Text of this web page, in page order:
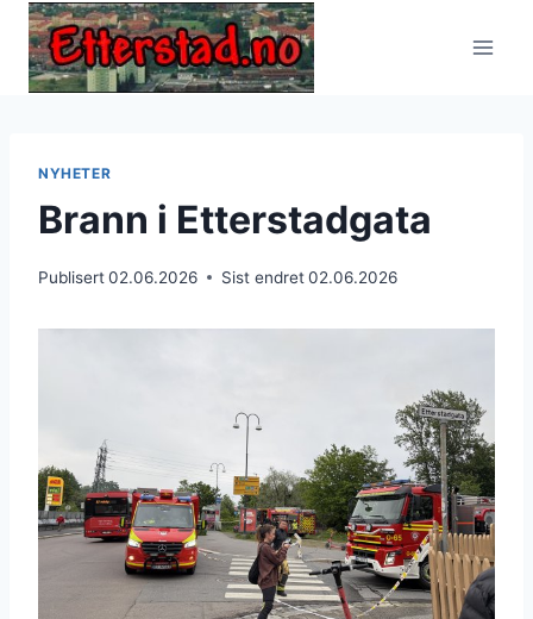
Skip
content
NYHETER
Brann i Etterstadgata
Publisert02.06.2026 Sist endret 02.06.2026